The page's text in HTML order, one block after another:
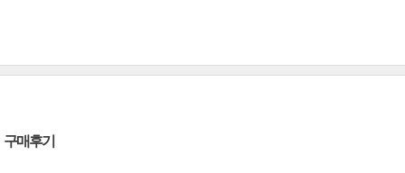
구매후기